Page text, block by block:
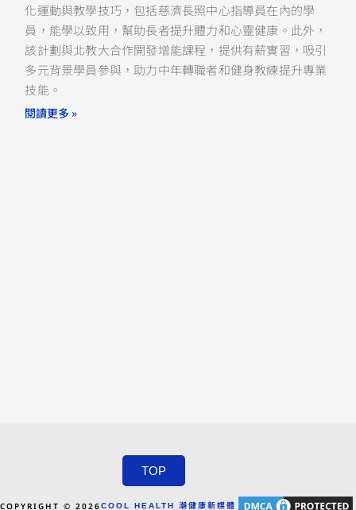
化運動與教學技巧，包括慈濟長照中心指導員在內的學
員，能學以致用，幫助長者提升體力和心靈健康。此外，
該計劃與北教大合作開發增能課程，提供有薪實習，吸引
多元背景學員參與，助力中年轉職者和健身教練提升專業
技能。
閱讀更多 »
TOP
COPYRIGHT © 2026COOL HEALTH 潮健康新媒體